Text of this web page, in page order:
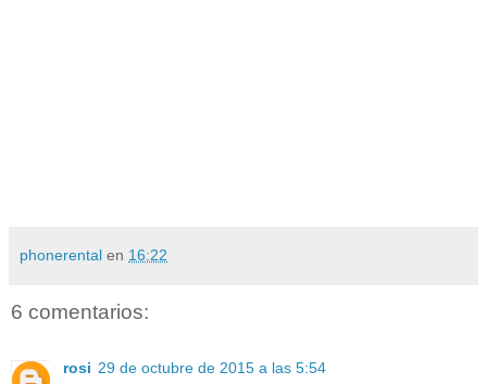
phonerental en 16:22
6 comentarios:
rosi 29 de octubre de 2015 a las 5:54